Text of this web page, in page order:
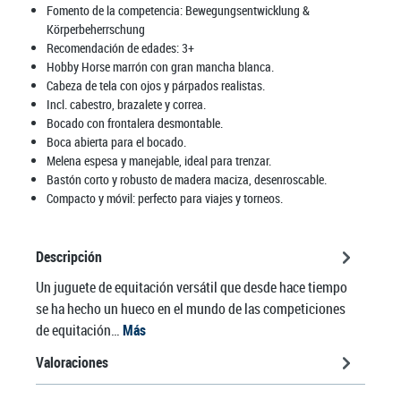
Fomento de la competencia: Bewegungsentwicklung &
Körperbeherrschung
Recomendación de edades:3+
Hobby Horse marrón con gran mancha blanca.
Cabeza de tela con ojos y párpados realistas.
Incl. cabestro, brazalete y correa.
Bocado con frontalera desmontable.
Boca abierta para el bocado.
Melena espesa y manejable, ideal para trenzar.
Bastón corto y robusto de madera maciza, desenroscable.
Compacto y móvil: perfecto para viajes y torneos.
Descripción
Un juguete de equitación versátil que desde hace tiempo
se ha hecho un hueco en el mundo de las competiciones
de equitación…Más
Valoraciones